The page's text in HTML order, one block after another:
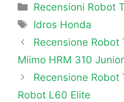
Categorie
Recensioni Robot
Tag
Idros Honda
Recensione
Miimo HRM 310 Junior
Recensione
Robot L60 Elite